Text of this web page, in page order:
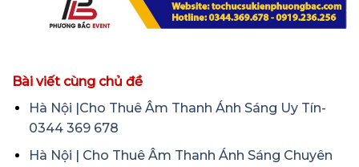
Bài viết cùng chủ đề
Hà Nội |Cho Thuê Âm Thanh Ánh Sáng Uy Tín-
0344 369 678
Hà Nội | Cho Thuê Âm Thanh Ánh Sáng Chuyên